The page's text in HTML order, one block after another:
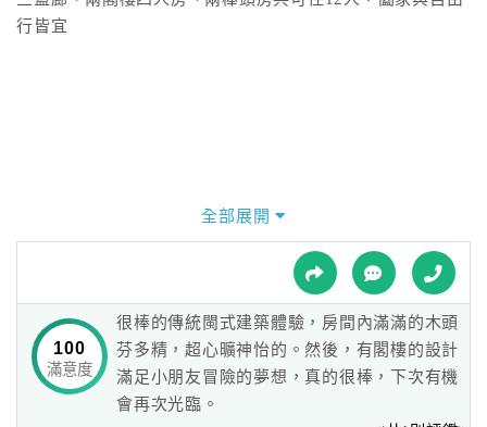
球
網
行皆宜
全部展開
100
滿意度
很棒的傳統閩式建築體驗，房間內滿滿的木頭
芬多精，超心曠神怡的。然後，有閣樓的設計
滿足小朋友冒險的夢想，真的很棒，下次有機
會再次光臨。